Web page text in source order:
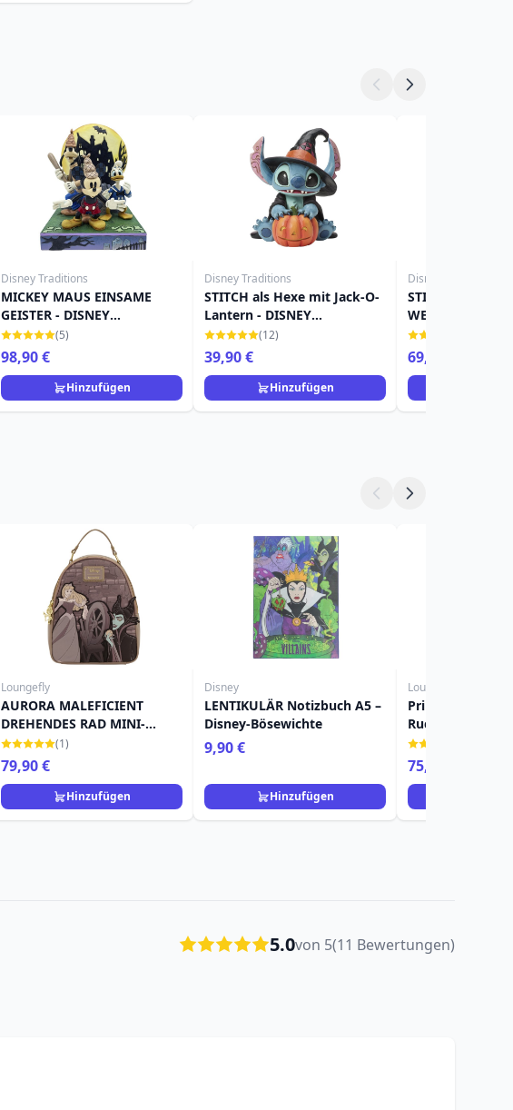
Disney Traditions
MICKEY MAUS EINSAME
GEISTER - DISNEY
TRADITIONS
(5)
98,90 €
Hinzufügen
Disney Traditions
STITCH als Hexe mit Jack-O-
Lantern - DISNEY
TRADITIONS
(12)
39,90 €
Hinzufügen
Disney Traditions
STITCH WITH
WEIHNACHTEN
(LED) - DISNEY
69,90 €
Loungefly
AURORA MALEFICIENT
DREHENDES RAD MINI-
RUCKSACK - DISNEY
LOUNGEFLY DORNRÖSCHEN
(1)
79,90 €
Hinzufügen
Disney
LENTIKULÄR Notizbuch A5 –
Disney-Bösewichte
9,90 €
Hinzufügen
Loungefly
Prinzessinnen-
Rucksack mit
und Spitze -
Loungefly
75,90 €
5.0von 5(11 Bewertungen)